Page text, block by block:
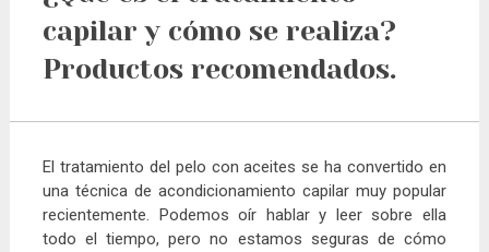
capilar y cómo se realiza?
Productos recomendados.
El tratamiento del pelo con aceites se ha convertido en
una técnica de acondicionamiento capilar muy popular
recientemente. Podemos oír hablar y leer sobre ella
todo el tiempo, pero no estamos seguras de cómo